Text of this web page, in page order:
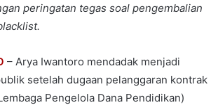
peringatan tegas soal pengembalian
– Arya Iwantoro mendadak menjadi
setelah dugaan pelanggaran kontrak
Pengelola Dana Pendidikan)